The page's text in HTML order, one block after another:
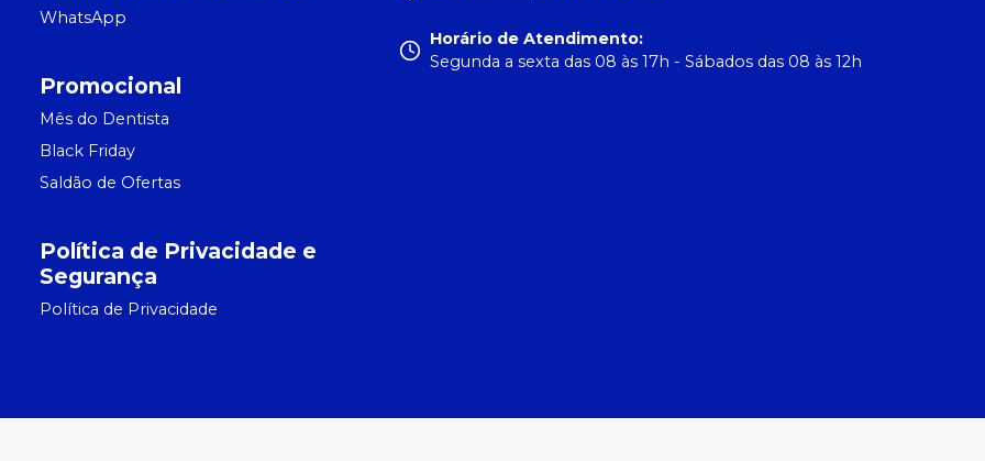
WhatsApp
Promocional
Mês do Dentista
Black Friday
Saldão de Ofertas
Política de Privacidade e
Segurança
Política de Privacidade
Horário de Atendimento:
Segunda a sexta das 08 às 17h - Sábados das 08 às 12h